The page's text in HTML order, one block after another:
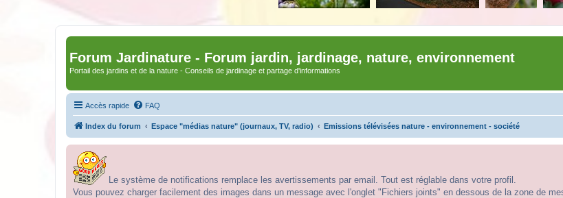
Forum Jardinature - Forum jardin, jardinage, nature, environnement
Portail des jardins et de la nature - Conseils de jardinage et partage d'informations
Accès rapide FAQ
Index du forum Espace "médias nature" (journaux, TV, radio) Emissions télévisées nature - environnement - société
Le système de notifications remplace les avertissements par email. Tout est réglable dans votre profil.
Vous pouvez charger facilement des images dans un message avec l'onglet "Fichiers joints" en dessous de la zone de